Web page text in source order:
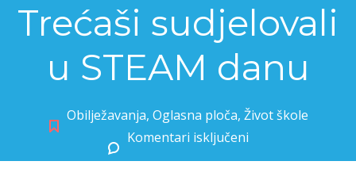
Trećaši sudjelovali
u STEAM danu
Obilježavanja, Oglasna ploča, Život škole
Komentari isključeni